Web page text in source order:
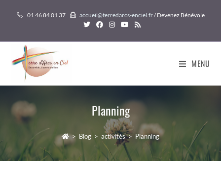
01 46 84 01 37 accueil@terredarcs-enciel.fr/ Devenez Bénévole
MENU
Planning
> Blog > activités > Planning